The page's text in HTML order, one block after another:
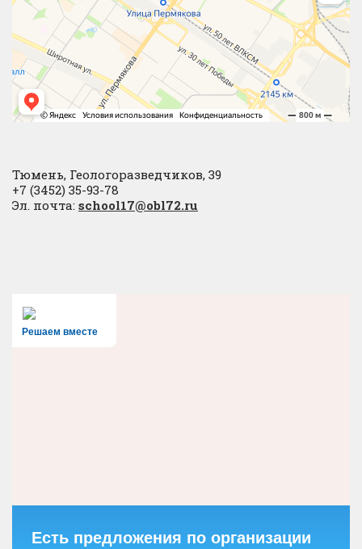
Тюмень, Геологоразведчиков, 39
+7 (3452) 35-93-78
Эл. почта: school17@obl72.ru
Решаем вместе
Есть предложения по организации